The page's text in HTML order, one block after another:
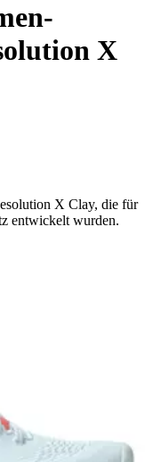
X
X Clay, die für
entwickelt wurden.